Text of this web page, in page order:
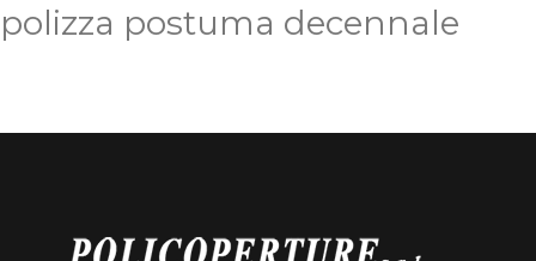
polizza postuma decennale